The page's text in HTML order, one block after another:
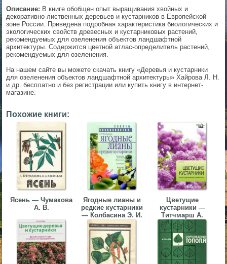
Описание: В книге обобщен опыт выращивания хвойных и
декоративно-лиственных деревьев и кустарников в Европейской
зоне России. Приведена подробная характеристика биологических и
экологических свойств древесных и кустарниковых растений,
рекомендуемых для озеленения объектов ландшафтной
архитектуры. Содержится цветной атлас-определитель растений,
рекомендуемых для озеленения.
На нашем сайте вы можете скачать книгу «Деревья и кустарники
для озеленения объектов ландшафтной архитектуры» Хайрова Л. Н.
и др. бесплатно и без регистрации или купить книгу в интернет-
магазине.
Похожие книги:
Ясень — Чумакова
А. В.
Ягодные лианы и
редкие кустарники
— Колбасина Э. И.
Цветущие
кустарники —
Титчмарш А.
▼
▼
▼
▼